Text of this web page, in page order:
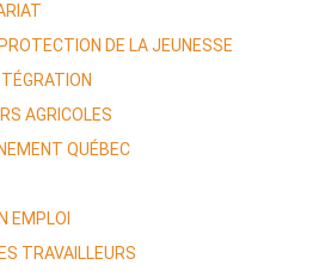
DE LA JEUNESSE
AGRICOLES
QUÉBEC
EMPLOI
TRAVAILLEURS